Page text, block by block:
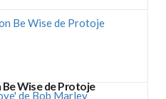
Wise de Protoje